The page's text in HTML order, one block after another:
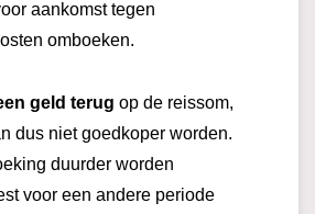
aankomst tegen
omboeken.
geld terug op de reissom,
dus niet goedkoper worden.
duurder worden
voor een andere periode